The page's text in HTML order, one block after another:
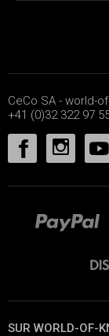
CeCo SA - world-
+41 (0)32 322 97
SUR WORLD-OF-